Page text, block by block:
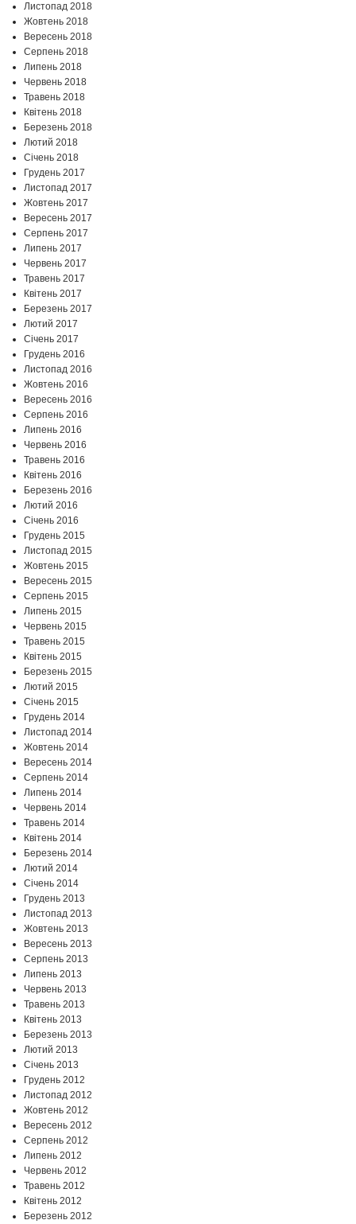
Листопад 2018
Жовтень 2018
Вересень 2018
Серпень 2018
Липень 2018
Червень 2018
Травень 2018
Квітень 2018
Березень 2018
Лютий 2018
Січень 2018
Грудень 2017
Листопад 2017
Жовтень 2017
Вересень 2017
Серпень 2017
Липень 2017
Червень 2017
Травень 2017
Квітень 2017
Березень 2017
Лютий 2017
Січень 2017
Грудень 2016
Листопад 2016
Жовтень 2016
Вересень 2016
Серпень 2016
Липень 2016
Червень 2016
Травень 2016
Квітень 2016
Березень 2016
Лютий 2016
Січень 2016
Грудень 2015
Листопад 2015
Жовтень 2015
Вересень 2015
Серпень 2015
Липень 2015
Червень 2015
Травень 2015
Квітень 2015
Березень 2015
Лютий 2015
Січень 2015
Грудень 2014
Листопад 2014
Жовтень 2014
Вересень 2014
Серпень 2014
Липень 2014
Червень 2014
Травень 2014
Квітень 2014
Березень 2014
Лютий 2014
Січень 2014
Грудень 2013
Листопад 2013
Жовтень 2013
Вересень 2013
Серпень 2013
Липень 2013
Червень 2013
Травень 2013
Квітень 2013
Березень 2013
Лютий 2013
Січень 2013
Грудень 2012
Листопад 2012
Жовтень 2012
Вересень 2012
Серпень 2012
Липень 2012
Червень 2012
Травень 2012
Квітень 2012
Березень 2012